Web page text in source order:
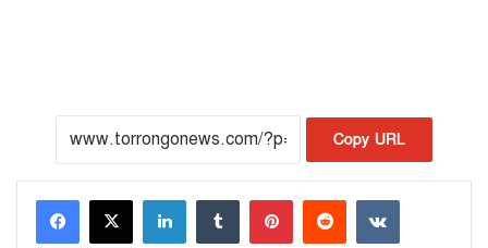
Copy URL
LinkedIn